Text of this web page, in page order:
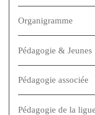
Organigramme
Pédagogie & Jeunes
Pédagogie associée
Pédagogie de la ligue